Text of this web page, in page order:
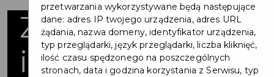
i ogrodzenie
przetwarzania wykorzystywane będą następujące
dane: adres IP twojego urządzenia, adres URL
żądania, nazwa domeny, identyfikator urządzenia,
typ przeglądarki, język przeglądarki, liczba kliknięć,
ilość czasu spędzonego na poszczególnych
stronach, data i godzina korzystania z Serwisu, typ